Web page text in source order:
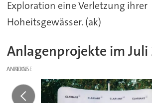
Exploration eine Verletzung ihrer
Hoheitsgewässer. (ak)
Anlagenprojekte im Juli
ANZEIGE